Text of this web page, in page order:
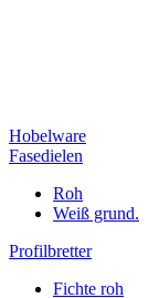
Hobelware
Fasedielen
Roh
Weiß grund.
Profilbretter
Fichte roh